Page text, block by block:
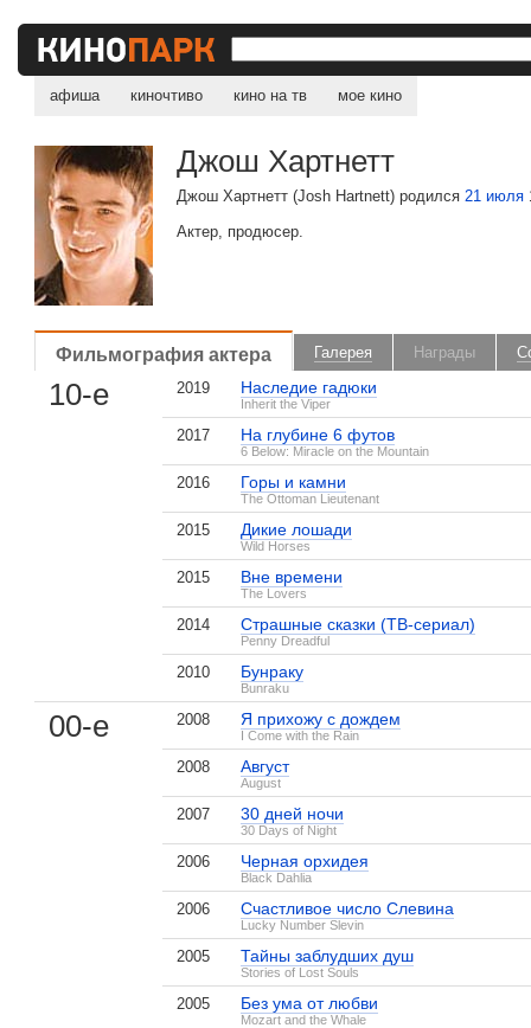
афиша киночтиво кино на тв мое кино
Джош Хартнетт
Джош Хартнетт (Josh Hartnett) родился21 июля
Актер, продюсер.
Фильмография актера Галерея Награды
10-е 2019 Наследие гадюки
Inherit the Viper
2017 На глубине 6 футов
6 Below: Miracle on the Mountain
2016 Горы и камни
The Ottoman Lieutenant
2015 Дикие лошади
Wild Horses
2015 Вне времени
The Lovers
2014 Страшные сказки (ТВ-сериал)
Penny Dreadful
2010 Бунраку
Bunraku
00-е 2008 Я прихожу с дождем
I Come with the Rain
2008 Август
August
2007 30 дней ночи
30 Days of Night
2006 Черная орхидея
Black Dahlia
2006 Счастливое число Слевина
Lucky Number Slevin
2005 Тайны заблудших душ
Stories of Lost Souls
2005 Без ума от любви
Mozart and the Whale